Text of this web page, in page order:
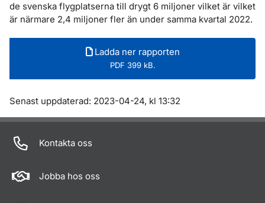
de svenska flygplatserna till drygt 6 miljoner vilket är vilket
är närmare 2,4 miljoner fler än under samma kvartal 2022.
Ladda ner rapporten
PDF 399 kB.
Om sidan
Senast uppdaterad: 2023-04-24, kl 13:32
Kontakta oss
Jobba hos oss